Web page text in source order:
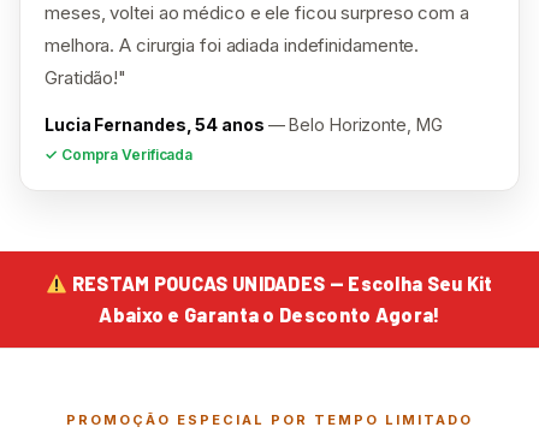
meses, voltei ao médico e ele ficou surpreso com a
melhora. A cirurgia foi adiada indefinidamente.
Gratidão!"
Lucia Fernandes, 54 anos — Belo Horizonte, MG
✓ Compra Verificada
RESTAM POUCAS UNIDADES — Escolha Seu Kit
Abaixo e Garanta o Desconto Agora!
PROMOÇÃO ESPECIAL POR TEMPO LIMITADO